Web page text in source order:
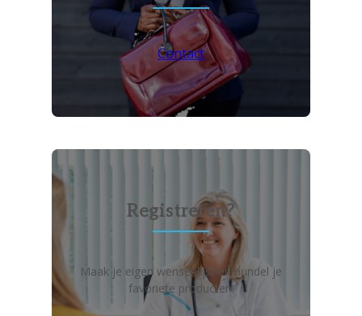
Contact
Registreren?
Maak je eigen wensenlijst en bundel je
favoriete producten!